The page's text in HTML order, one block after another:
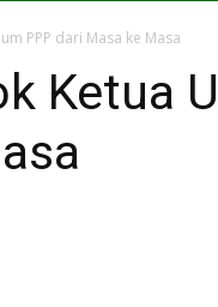
PPP dari Masa ke Masa
Ketua